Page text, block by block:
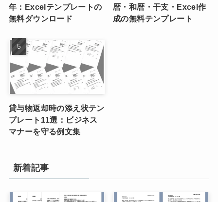
年：Excelテンプレートの
無料ダウンロード
暦・和暦・干支・Excel作
成の無料テンプレート
貸与物返却時の添え状テン
プレート11選：ビジネス
マナーを守る例文集
新着記事